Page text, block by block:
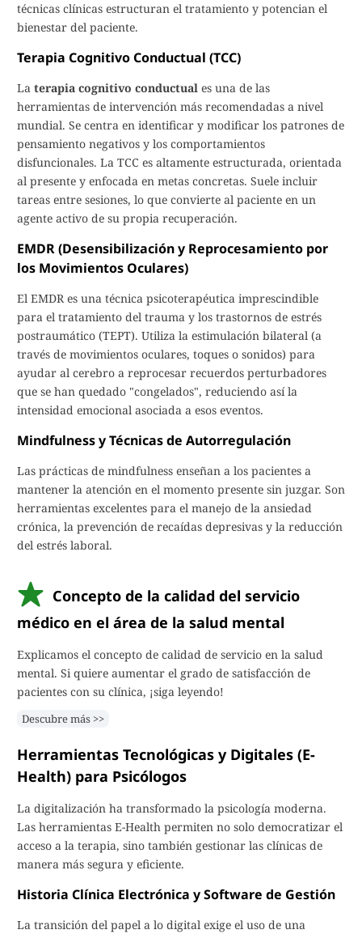
técnicas clínicas estructuran el tratamiento y potencian el
bienestar del paciente.
Terapia Cognitivo Conductual (TCC)
La terapia cognitivo conductual es una de las
herramientas de intervención más recomendadas a nivel
mundial. Se centra en identificar y modificar los patrones de
pensamiento negativos y los comportamientos
disfuncionales. La TCC es altamente estructurada, orientada
al presente y enfocada en metas concretas. Suele incluir
tareas entre sesiones, lo que convierte al paciente en un
agente activo de su propia recuperación.
EMDR (Desensibilización y Reprocesamiento por
los Movimientos Oculares)
El EMDR es una técnica psicoterapéutica imprescindible
para el tratamiento del trauma y los trastornos de estrés
postraumático (TEPT). Utiliza la estimulación bilateral (a
través de movimientos oculares, toques o sonidos) para
ayudar al cerebro a reprocesar recuerdos perturbadores
que se han quedado "congelados", reduciendo así la
intensidad emocional asociada a esos eventos.
Mindfulness y Técnicas de Autorregulación
Las prácticas de mindfulness enseñan a los pacientes a
mantener la atención en el momento presente sin juzgar. Son
herramientas excelentes para el manejo de la ansiedad
crónica, la prevención de recaídas depresivas y la reducción
del estrés laboral.
Concepto de la calidad del servicio
médico en el área de la salud mental
Explicamos el concepto de calidad de servicio en la salud
mental. Si quiere aumentar el grado de satisfacción de
pacientes con su clínica, ¡siga leyendo!
Descubre más >>
Herramientas Tecnológicas y Digitales (E-
Health) para Psicólogos
La digitalización ha transformado la psicología moderna.
Las herramientas E-Health permiten no solo democratizar el
acceso a la terapia, sino también gestionar las clínicas de
manera más segura y eficiente.
Historia Clínica Electrónica y Software de Gestión
La transición del papel a lo digital exige el uso de una